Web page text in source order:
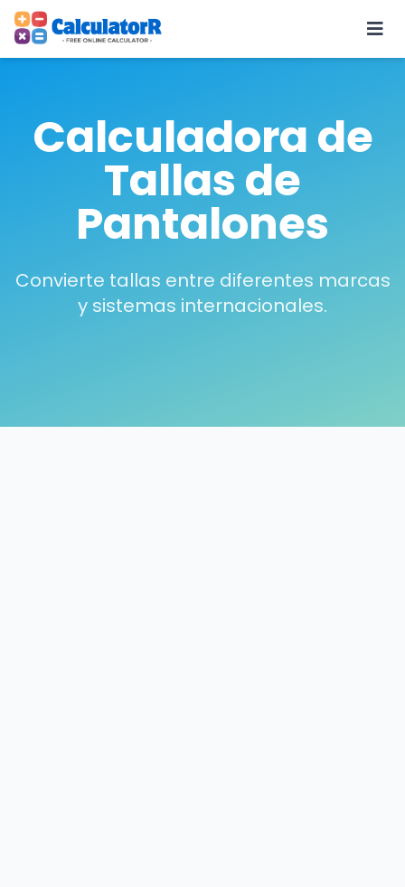
Calculadora de
Tallas de
Pantalones
Convierte tallas entre diferentes marcas
y sistemas internacionales.